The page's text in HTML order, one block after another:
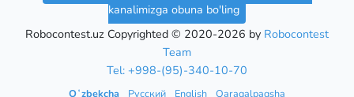
kanalimizga obuna bo'ling
Robocontest.uz Copyrighted © 2020-2026 by Robocontest
Team
Tel: +998-(95)-340-10-70
Oʻzbekcha Русский English Qaraqalpaqsha